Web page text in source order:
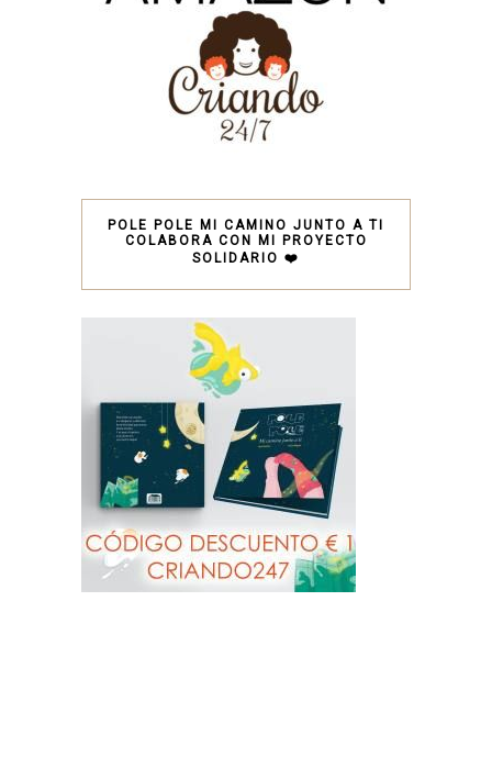
POLE POLE MI CAMINO JUNTO A TI
COLABORA CON MI PROYECTO
SOLIDARIO ❤️